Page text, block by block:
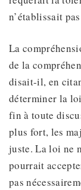
n’établissait
La
de la
disait-il, en
déterminer la
fin à toute
plus fort, les
juste. La loi ne
pourrait
pas